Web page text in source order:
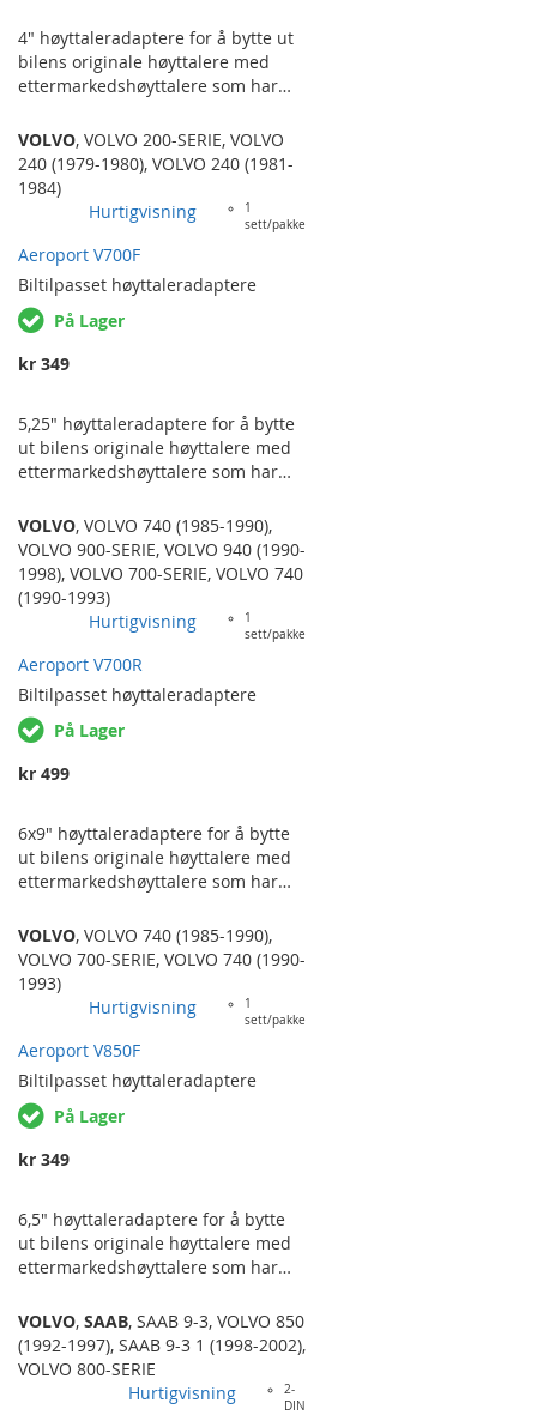
4" høyttaleradaptere for å bytte ut
bilens originale høyttalere med
ettermarkedshøyttalere som har
Selges i par. VOLVO 240 (> '84),
FRONT.
VOLVO, VOLVO 200-SERIE, VOLVO
240 (1979-1980), VOLVO 240 (1981-
1984)
Hurtigvisning
1
sett/pakke
Aeroport V700F
Biltilpasset høyttaleradaptere
På Lager
kr 349
5,25" høyttaleradaptere for å bytte
ut bilens originale høyttalere med
ettermarkedshøyttalere som har
Selges i par. VOLVO 740, 940.
BEGGE FRONT. BEREGNET FOR
MONTERING BAK DØRPANEL.
VOLVO, VOLVO 740 (1985-1990),
VOLVO 900-SERIE, VOLVO 940 (1990-
1998), VOLVO 700-SERIE, VOLVO 740
(1990-1993)
Hurtigvisning
1
sett/pakke
Aeroport V700R
Biltilpasset høyttaleradaptere
På Lager
kr 499
6x9" høyttaleradaptere for å bytte
ut bilens originale høyttalere med
ettermarkedshøyttalere som har
Selges i par. VOLVO 740.
VOLVO, VOLVO 740 (1985-1990),
VOLVO 700-SERIE, VOLVO 740 (1990-
1993)
Hurtigvisning
1
sett/pakke
Aeroport V850F
Biltilpasset høyttaleradaptere
På Lager
kr 349
6,5" høyttaleradaptere for å bytte
ut bilens originale høyttalere med
ettermarkedshøyttalere som har
Selges i par. VOLVO 850. SAAB 9-3.
PASSER FOR MONTERING I
HATTEHYLLE.
VOLVO, SAAB, SAAB 9-3, VOLVO 850
(1992-1997), SAAB 9-3 1 (1998-2002),
VOLVO 800-SERIE
Hurtigvisning
2-
DIN